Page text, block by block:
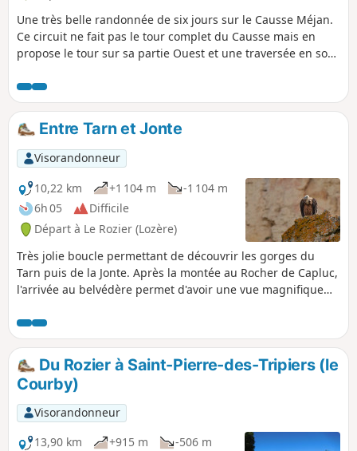
Une très belle randonnée de six jours sur le Causse Méjan.
Ce circuit ne fait pas le tour complet du Causse mais en
propose le tour sur sa partie Ouest et une traversée en son
espaces, et de superbes vues sur les Gorges de la Jonte et
les Gorges du Tarn. On croise peu de monde sur cette
randonnée mais les rencontres avec les éleveurs sont
chaleureuses.
Entre Tarn et Jonte
Visorandonneur
10,22 km
+1 104 m
-1 104 m
6h 05
Difficile
Départ à Le Rozier (Lozère)
Très jolie boucle permettant de découvrir les gorges du
Tarn puis de la Jonte. Après la montée au Rocher de Capluc,
l'arrivée au belvédère permet d'avoir une vue magnifique
"sportif" mais les vues sont sublimes. Le dénivelé est plutôt
de 650 m et la distance de 12 km.
Du Rozier à Saint-Pierre-des-Tripiers (le
Courby)
Visorandonneur
13,90 km
+915 m
-506 m